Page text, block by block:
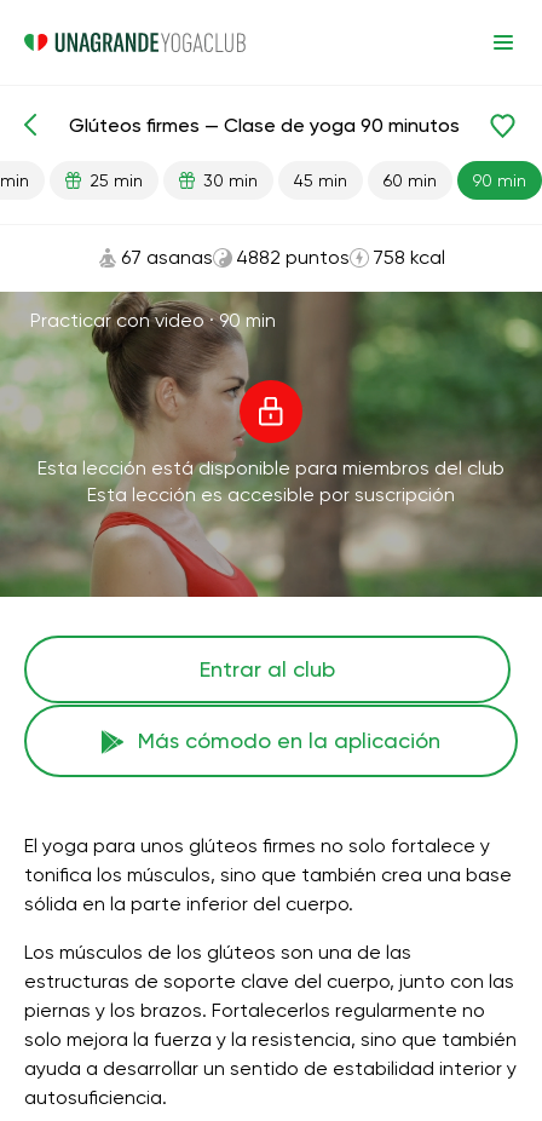
Lecciones preparadas Nalgas
Glúteos firmes — Clase de yoga 90 minutos
25 min 30 min 45 min 60 min 90 min
67 asanas 4882 puntos 758 kcal
Practicar con video ·90 min
Esta lección está disponible para miembros del club
Esta lección es accesible por suscripción
Entrar al club
Más cómodo en la aplicación
El yoga para unos glúteos firmes no solo fortalece y
tonifica los músculos, sino que también crea una base
sólida en la parte inferior del cuerpo.
Los músculos de los glúteos son una de las
estructuras de soporte clave del cuerpo, junto con las
piernas y los brazos. Fortalecerlos regularmente no
solo mejora la fuerza y ​​la resistencia, sino que también
ayuda a desarrollar un sentido de estabilidad interior y
autosuficiencia.